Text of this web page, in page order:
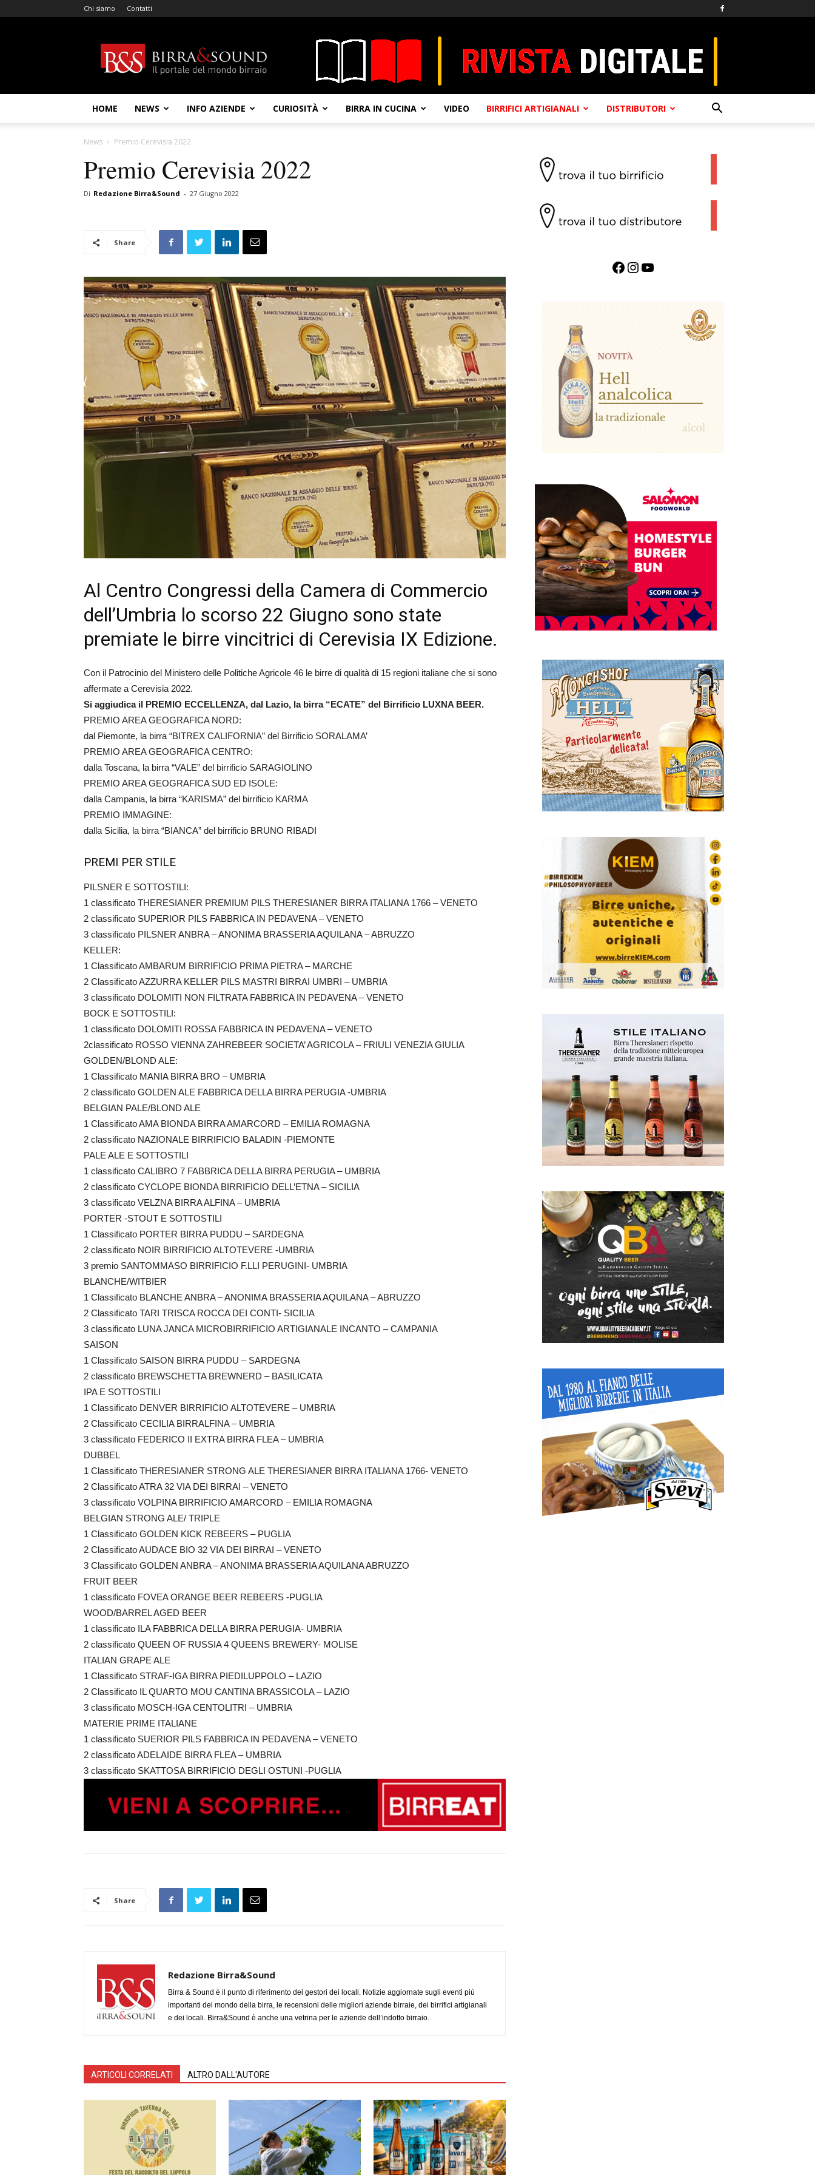
Chi siamo Contatti
&
Sound
HOME NEWS INFO AZIENDE CURIOSITÀ BIRRA IN CUCINA VIDEO BIRRIFICI ARTIGIANALI DISTRIBUTORI
News Premio Cerevisia 2022
Premio Cerevisia 2022
Di Redazione Birra&Sound - 27 Giugno 2022
Share
Al Centro Congressi della Camera di Commercio
dell’Umbria lo scorso 22 Giugno sono state
premiate le birre vincitrici di Cerevisia IX Edizione.
Con il Patrocinio del Ministero delle Politiche Agricole 46 le birre di qualità di 15 regioni italiane che si sono
affermate a Cerevisia 2022.
Si aggiudica il PREMIO ECCELLENZA, dal Lazio, la birra “ECATE” del Birrificio LUXNA BEER.
PREMIO AREA GEOGRAFICA NORD:
dal Piemonte, la birra “BITREX CALIFORNIA” del Birrificio SORALAMA’
PREMIO AREA GEOGRAFICA CENTRO:
dalla Toscana, la birra “VALE” del birrificio SARAGIOLINO
PREMIO AREA GEOGRAFICA SUD ED ISOLE:
dalla Campania, la birra “KARISMA” del birrificio KARMA
PREMIO IMMAGINE:
dalla Sicilia, la birra “BIANCA” del birrificio BRUNO RIBADI
PREMI PER STILE
PILSNER E SOTTOSTILI:
1 classificato THERESIANER PREMIUM PILS THERESIANER BIRRA ITALIANA 1766 – VENETO
2 classificato SUPERIOR PILS FABBRICA IN PEDAVENA – VENETO
3 classificato PILSNER ANBRA – ANONIMA BRASSERIA AQUILANA – ABRUZZO
KELLER:
1 Classificato AMBARUM BIRRIFICIO PRIMA PIETRA – MARCHE
2 Classificato AZZURRA KELLER PILS MASTRI BIRRAI UMBRI – UMBRIA
3 classificato DOLOMITI NON FILTRATA FABBRICA IN PEDAVENA – VENETO
BOCK E SOTTOSTILI:
1 classificato DOLOMITI ROSSA FABBRICA IN PEDAVENA – VENETO
2classificato ROSSO VIENNA ZAHREBEER SOCIETA’ AGRICOLA – FRIULI VENEZIA GIULIA
GOLDEN/BLOND ALE:
1 Classificato MANIA BIRRA BRO – UMBRIA
2 classificato GOLDEN ALE FABBRICA DELLA BIRRA PERUGIA -UMBRIA
BELGIAN PALE/BLOND ALE
1 Classificato AMA BIONDA BIRRA AMARCORD – EMILIA ROMAGNA
2 classificato NAZIONALE BIRRIFICIO BALADIN -PIEMONTE
PALE ALE E SOTTOSTILI
1 classificato CALIBRO 7 FABBRICA DELLA BIRRA PERUGIA – UMBRIA
2 classificato CYCLOPE BIONDA BIRRIFICIO DELL’ETNA – SICILIA
3 classificato VELZNA BIRRA ALFINA – UMBRIA
PORTER -STOUT E SOTTOSTILI
1 Classificato PORTER BIRRA PUDDU – SARDEGNA
2 classificato NOIR BIRRIFICIO ALTOTEVERE -UMBRIA
3 premio SANTOMMASO BIRRIFICIO F.LLI PERUGINI- UMBRIA
BLANCHE/WITBIER
1 Classificato BLANCHE ANBRA – ANONIMA BRASSERIA AQUILANA – ABRUZZO
2 Classificato TARI TRISCA ROCCA DEI CONTI- SICILIA
3 classificato LUNA JANCA MICROBIRRIFICIO ARTIGIANALE INCANTO – CAMPANIA
SAISON
1 Classificato SAISON BIRRA PUDDU – SARDEGNA
2 classificato BREWSCHETTA BREWNERD – BASILICATA
IPA E SOTTOSTILI
1 Classificato DENVER BIRRIFICIO ALTOTEVERE – UMBRIA
2 Classificato CECILIA BIRRALFINA – UMBRIA
3 classificato FEDERICO II EXTRA BIRRA FLEA – UMBRIA
DUBBEL
1 Classificato THERESIANER STRONG ALE THERESIANER BIRRA ITALIANA 1766- VENETO
2 Classificato ATRA 32 VIA DEI BIRRAI – VENETO
3 classificato VOLPINA BIRRIFICIO AMARCORD – EMILIA ROMAGNA
BELGIAN STRONG ALE/ TRIPLE
1 Classificato GOLDEN KICK REBEERS – PUGLIA
2 Classificato AUDACE BIO 32 VIA DEI BIRRAI – VENETO
3 Classificato GOLDEN ANBRA – ANONIMA BRASSERIA AQUILANA ABRUZZO
FRUIT BEER
1 classificato FOVEA ORANGE BEER REBEERS -PUGLIA
WOOD/BARREL AGED BEER
1 classificato ILA FABBRICA DELLA BIRRA PERUGIA- UMBRIA
2 classificato QUEEN OF RUSSIA 4 QUEENS BREWERY- MOLISE
ITALIAN GRAPE ALE
1 Classificato STRAF-IGA BIRRA PIEDILUPPOLO – LAZIO
2 Classificato IL QUARTO MOU CANTINA BRASSICOLA – LAZIO
3 classificato MOSCH-IGA CENTOLITRI – UMBRIA
MATERIE PRIME ITALIANE
1 classificato SUERIOR PILS FABBRICA IN PEDAVENA – VENETO
2 classificato ADELAIDE BIRRA FLEA – UMBRIA
3 classificato SKATTOSA BIRRIFICIO DEGLI OSTUNI -PUGLIA
Share
Redazione Birra&Sound
Birra & Sound è il punto di riferimento dei gestori dei locali. Notizie aggiornate sugli eventi più
importanti del mondo della birra, le recensioni delle migliori aziende birraie, dei birrifici artigianali
e dei locali. Birra&Sound è anche una vetrina per le aziende dell’indotto birraio.
ARTICOLI CORRELATI ALTRO DALL'AUTORE
Facebook InstagramYouTube